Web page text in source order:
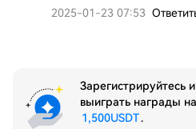
2025-01-23 07:53
Зарегистрируйтесь
выиграть награды
1,500USDT.